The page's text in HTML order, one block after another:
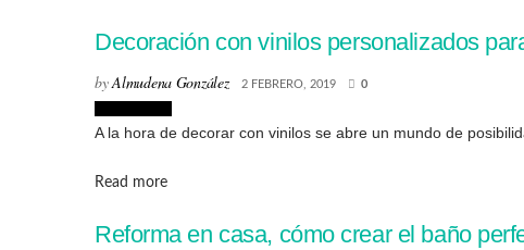
Decoración con vinilos personalizados
byAlmudena González 2 FEBRERO, 2019 0
A la hora de decorar con vinilos se abre un mundo de
Read moreDetails
Reforma en casa, cómo crear el baño